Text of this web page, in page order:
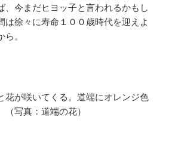
、今まだヒヨッ子と言われるかもし
は徐々に寿命１００歳時代を迎えよ
。
花が咲いてくる。道端にオレンジ色
写真：道端の花）